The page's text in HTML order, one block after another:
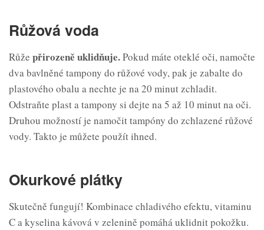
Růžová voda
Růže přirozeně uklidňuje.Pokud máte oteklé oči, namočte
dva bavlněné tampony do růžové vody, pak je zabalte do
plastového obalu a nechte je na 20 minut zchladit.
Odstraňte plast a tampony si dejte na 5 až 10 minut na oči.
Druhou možností je namočit tampóny do zchlazené růžové
vody. Takto je můžete použít ihned.
Okurkové plátky
Skutečně fungují! Kombinace chladivého efektu, vitaminu
C a kyselina kávová v zelenině pomáhá uklidnit pokožku.